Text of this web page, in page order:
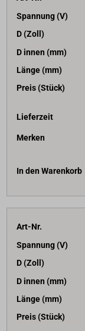
Spannung (V)
D (Zoll)
D innen (mm)
Länge (mm)
Preis (Stück)
Lieferzeit
Merken
In den Warenkorb
Art-Nr.
Spannung (V)
D (Zoll)
D innen (mm)
Länge (mm)
Preis (Stück)